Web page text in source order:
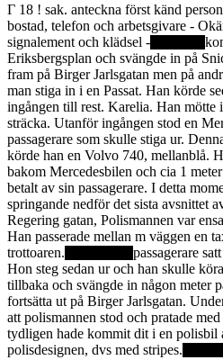
Г 18 ! sak. anteckna först känd
bostad, telefon och arbetsgivare -
signalement och klädsel -
Eriksbergsplan och svängde in på
fram på Birger Jarlsgatan men på
man stiga in i en Passat. Han körde
ingången till rest. Karelia. Han mötte
sträcka. Utanför ingången stod en
passagerare som skulle stiga ur.
körde han en Volvo 740, mellanblå.
bakom Mercedesbilen och cia 1
betalt av sin passagerare. I detta
springande nedför det sista avsnittet
Regering gatan, Polismannen var
Han passerade mellan m väggen en
trottoaren.
passagerare
Hon steg sedan ur och han skulle
tillbaka och svängde in någon meter
fortsätta ut på Birger Jarlsgatan.
att polismannen stod och pratade
tydligen hade kommit dit i en polisbil
polisdesignen, dvs med stripes.